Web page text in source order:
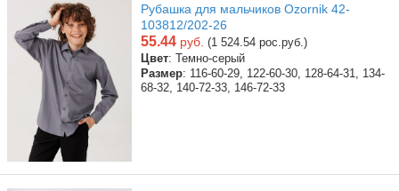
Рубашка для мальчиков Ozornik 42-
103812/202-26
55.44 руб. (1 524.54 рос.руб.)
Цвет: Темно-серый
Размер: 116-60-29, 122-60-30, 128-64-31, 134-
68-32, 140-72-33, 146-72-33